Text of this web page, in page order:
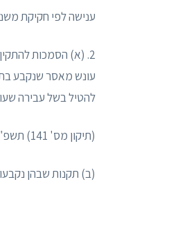
ענישה לפי חקיקת משנה (תיקון
2. (א) הסמכות
עונש מאסר שנקבע
להטיל בשל עבירה
(תיקון מס' 141) תשפ"ב-2022
(ב) תקנות שבהן